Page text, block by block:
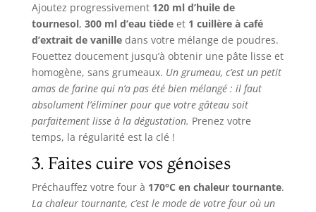
Ajoutez progressivement 120 ml d’huile de
tournesol, 300 ml d’eau tièdeet 1 cuillère à café
d’extrait de vanilledans votre mélange de poudres.
Fouettez doucement jusqu’à obtenir une pâte lisse et
homogène, sans grumeaux. Un grumeau, c’est un petit
amas de farine qui n’a pas été bien mélangé : il faut
absolument l’éliminer pour que votre gâteau soit
parfaitement lisse à la dégustation. Prenez votre
temps, la régularité est la clé !
3. Faites cuire vos génoises
Préchauffez votre four à 170°C en chaleur tournante.
La chaleur tournante, c’est le mode de votre four où un